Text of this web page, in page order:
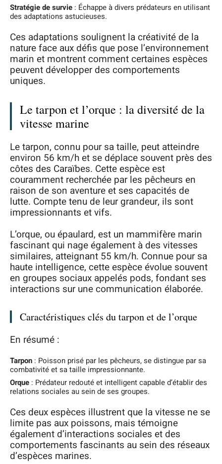
Stratégie de survie : Échappe à divers prédateurs en utilisant
des adaptations astucieuses.
Ces adaptations soulignent la créativité de la
nature face aux défis que pose l’environnement
marin et montrent comment certaines espèces
peuvent développer des comportements
uniques.
Le tarpon et l’orque : la diversité de la
vitesse marine
Le tarpon, connu pour sa taille, peut atteindre
environ 56 km/h et se déplace souvent près des
côtes des Caraïbes. Cette espèce est
couramment recherchée par les pêcheurs en
raison de son aventure et ses capacités de
lutte. Compte tenu de leur grandeur, ils sont
impressionnants et vifs.
L’orque, ou épaulard, est un mammifère marin
fascinant qui nage également à des vitesses
similaires, atteignant 55 km/h. Connue pour sa
haute intelligence, cette espèce évolue souvent
en groupes sociaux appelés pods, fondant ses
interactions sur une communication élaborée.
Caractéristiques clés du tarpon et de l’orque
En résumé :
Tarpon : Poisson prisé par les pêcheurs, se distingue par sa
combativité et sa taille impressionnante.
Orque : Prédateur redouté et intelligent capable d’établir des
relations sociales au sein de ses groupes.
Ces deux espèces illustrent que la vitesse ne se
limite pas aux poissons, mais témoigne
également d’interactions sociales et des
comportements fascinants au sein des réseaux
d’espèces marines.